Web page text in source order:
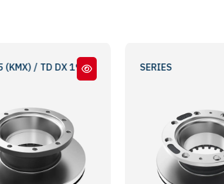
DX 195
LM - TM SERİ - LM - TM SERIES LM - TA